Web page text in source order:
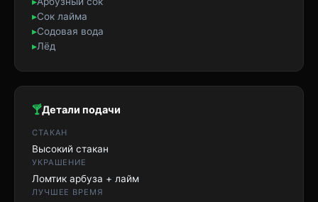
▸Сок лайма
▸Содовая вода
▸Лёд
🍸Детали подачи
СТАКАН
Высокий стакан
УКРАШЕНИЕ
Ломтик арбуза + лайм
ЛУЧШЕЕ ВРЕМЯ